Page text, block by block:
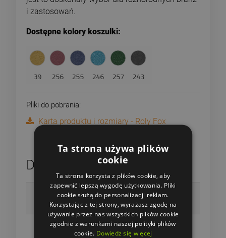
i zastosowań.
Dostępne kolory koszulki:
Pliki do pobrania:
Karta produktu i rozmiary - Roly Fox
Dane techniczne
Męska
Rozmiary
Ta strona używa plików
cookie
Ta strona korzysta z plików cookie, aby
zapewnić lepszą wygodę użytkowania. Pliki
cookie służą do personalizacji reklam.
Korzystając z tej strony, wyrażasz zgodę na
używanie przez nas wszystkich plików cookie
zgodnie z warunkami naszej polityki plików
cookie. Dowiedz się więcej